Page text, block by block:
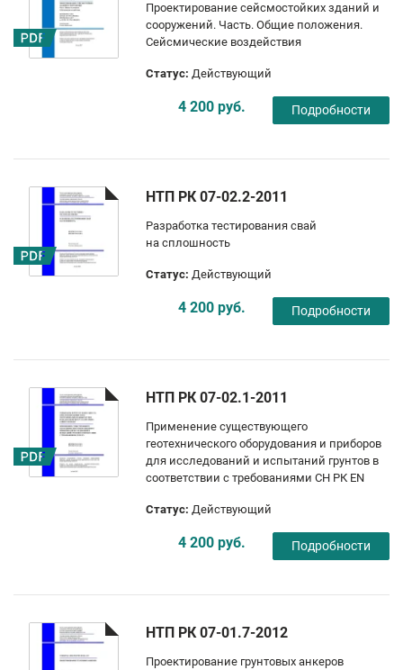
Проектирование сейсмостойких зданий и
сооружений. Часть. Общие положения.
Сейсмические воздействия
Статус: Действующий
4 200 руб. Подробности
НТП РК 07-02.2-2011
Разработка тестирования свай
на сплошность
Статус: Действующий
4 200 руб. Подробности
НТП РК 07-02.1-2011
Применение существующего
геотехнического оборудования и приборов
для исследований и испытаний грунтов в
соответствии с требованиями СН РК EN
Статус: Действующий
4 200 руб. Подробности
НТП РК 07-01.7-2012
Проектирование грунтовых анкеров